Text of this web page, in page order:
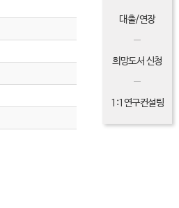
대출/연장
희망도서 신청
1:1연구컨설팅